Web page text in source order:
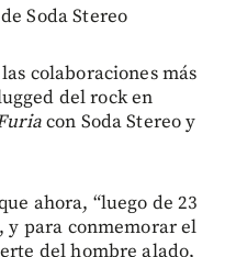
Soda Stereo
colaboraciones más
del rock en
con Soda Stereo y
ahora, “luego de 23
y para conmemorar el
del hombre alado,